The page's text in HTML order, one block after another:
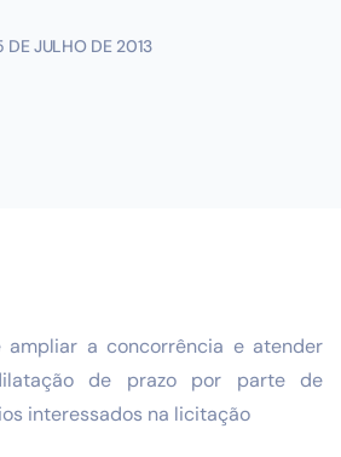
DE JULHO DE 2013
a concorrência e atender
de prazo por parte de
interessados na licitação